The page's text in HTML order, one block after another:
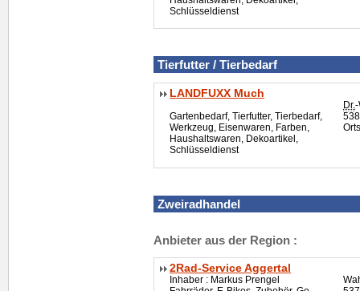
Schlüsseldienst
Tierfutter / Tierbedarf
LANDFUXX Much
Gartenbedarf, Tierfutter, Tierbedarf,
Werkzeug, Eisenwaren, Farben,
Haushaltswaren, Dekoartikel,
Schlüsseldienst
Dr.-
Zweiradhandel
Anbieter aus der Region :
2Rad-Service Aggertal
Inhaber : Markus Prengel